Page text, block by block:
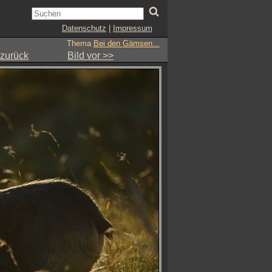
Datenschutz
Impressum
Thema Bei den Gämsen...
Bild vor >>